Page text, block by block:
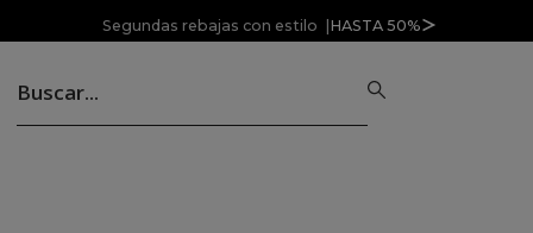
Segundas rebajas con estilo |HASTA 50%